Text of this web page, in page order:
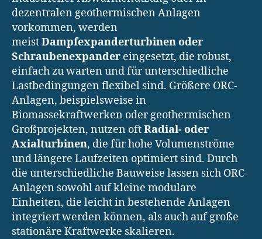
dezentralen geothermischen Anlagen
vorkommen, werden
meistDampfexpanderturbinen oder
Schraubenexpander eingesetzt, die robust,
einfach zu warten und für unterschiedliche
Lastbedingungen flexibel sind. Größere ORC-
Anlagen, beispielsweise in
Biomassekraftwerken oder geothermischen
Großprojekten, nutzen oftRadial- oder
Axialturbinen, die für hohe Volumenströme
und längere Laufzeiten optimiert sind. Durch
die unterschiedliche Bauweise lassen sich ORC-
Anlagen sowohl auf kleine modulare
Einheiten, die leicht in bestehende Anlagen
integriert werden können, als auch auf große
stationäre Kraftwerke skalieren.